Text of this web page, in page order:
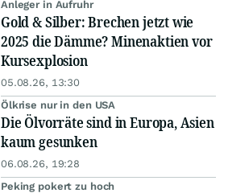
Anleger in Aufruhr
Gold & Silber: Brechen jetzt wie
2025 die Dämme? Minenaktien vor
Kursexplosion
05.08.26, 13:30
Ölkrise nur in den USA
Die Ölvorräte sind in Europa, Asien
kaum gesunken
06.08.26, 19:28
Peking pokert zu hoch